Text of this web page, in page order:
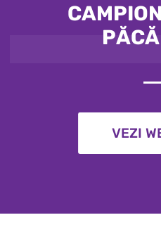
VEZI